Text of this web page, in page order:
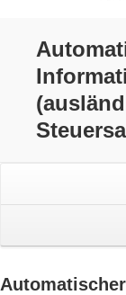
Automatischer